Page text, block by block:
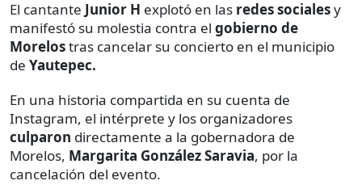
El cantante Junior H explotó en las redes socialesy
manifestó su molestia contra el gobierno de
Morelostras cancelar su concierto en el municipio
de Yautepec.
En una historia compartida en su cuenta de
Instagram, el intérprete y los organizadores
culparon directamente a la gobernadora de
Morelos, Margarita González Saravia, por la
cancelación del evento.